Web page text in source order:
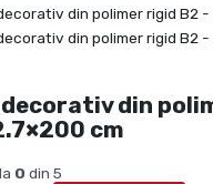
din
cm
0 din 5